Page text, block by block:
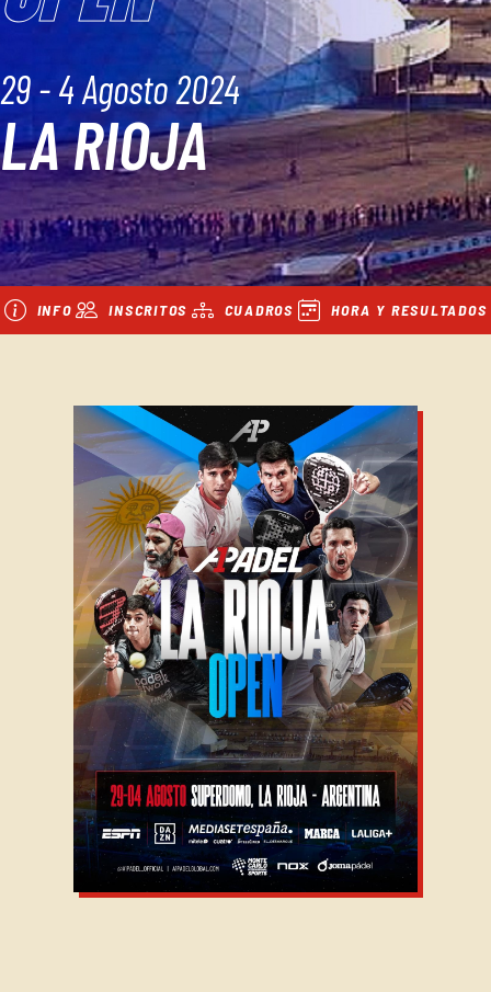
29 - 4 Agosto 2024
LA RIOJA
INFO INSCRITOS CUADROS HORA Y RESULTADOS